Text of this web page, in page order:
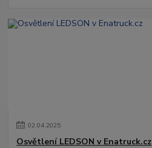
02.04.2025
Osvětlení LEDSON v Enatruck.cz